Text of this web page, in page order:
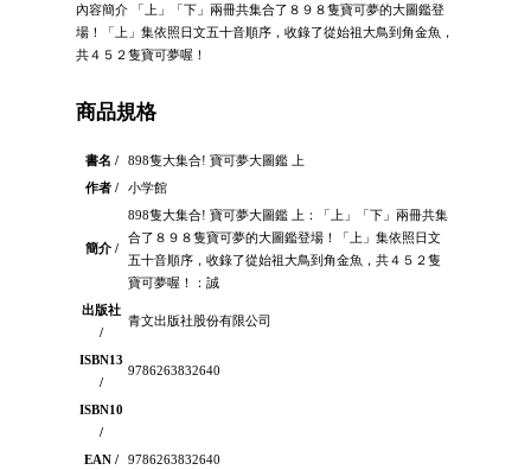
內容簡介 「上」「下」兩冊共集合了８９８隻寶可夢的大圖鑑登
場！「上」集依照日文五十音順序，收錄了從始祖大鳥到角金魚，
共４５２隻寶可夢喔！
商品規格
書名 /
898隻大集合! 寶可夢大圖鑑 上
作者 /
小学館
簡介 /
898隻大集合! 寶可夢大圖鑑 上：「上」「下」兩冊共集
合了８９８隻寶可夢的大圖鑑登場！「上」集依照日文
五十音順序，收錄了從始祖大鳥到角金魚，共４５２隻
寶可夢喔！：誠
出版社
/
青文出版社股份有限公司
ISBN13
/
9786263832640
ISBN10
/
EAN /
9786263832640